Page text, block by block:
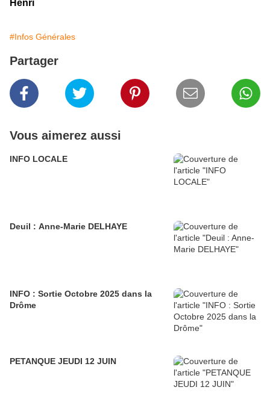
Henri
#Infos Générales
Partager
Vous aimerez aussi
INFO LOCALE
Deuil : Anne-Marie DELHAYE
INFO : Sortie Octobre 2025 dans la
Drôme
PETANQUE JEUDI 12 JUIN